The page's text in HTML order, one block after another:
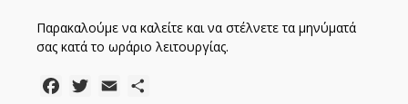
Παρακαλούμε να καλείτε και να στέλνετε τα μηνύματά
σας κατά το ωράριο λειτουργίας.
FacebookTwitter
Email